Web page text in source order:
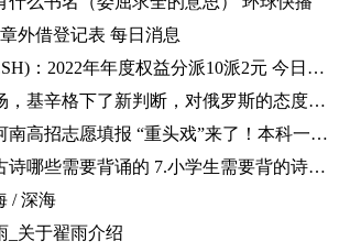
外借登记表 每日消息
协和电子(605258.SH)：2022年年度权益分派10派2元 今日热议
普京会是什么下场，基辛格下了新判断，对俄罗斯的态度完全变了！|全球时快讯
【天天聚看点】河南高招志愿填报 “重头戏”来了！本科一批、二批志愿30日起填报
环球最新：小学古诗哪些需要背诵的 7.小学生需要背的诗词有多少首
/ 深海
_关于翟雨介绍